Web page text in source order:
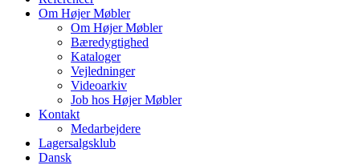
Om Højer Møbler
Om Højer Møbler
Bæredygtighed
Kataloger
Vejledninger
Videoarkiv
Job hos Højer Møbler
Kontakt
Medarbejdere
Lagersalgsklub
Dansk